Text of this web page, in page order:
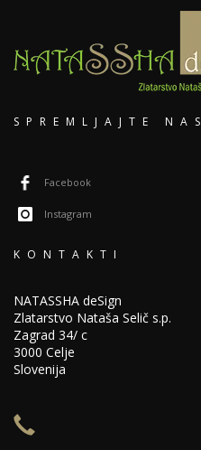
SPREMLJAJTE NAS
Facebook
Instagram
KONTAKTI
NATASSHA deSign
Zlatarstvo Nataša Selič s.p.
Zagrad 34/ c
3000 Celje
Slovenija